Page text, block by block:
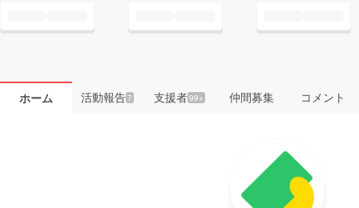
ホーム 活動報告7 支援者99+ 仲間募集 コメント